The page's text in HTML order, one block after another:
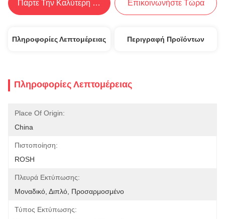
Πάρτε Την Καλύτερη Τιμή Επικοινωνήστε Τώρα
Πληροφορίες Λεπτομέρειας Περιγραφή Προϊόντων
Πληροφορίες Λεπτομέρειας
Place Of Origin:
China
Πιστοποίηση:
ROSH
Πλευρά Εκτύπωσης:
Μοναδικό, Διπλό, Προσαρμοσμένο
Τύπος Εκτύπωσης: